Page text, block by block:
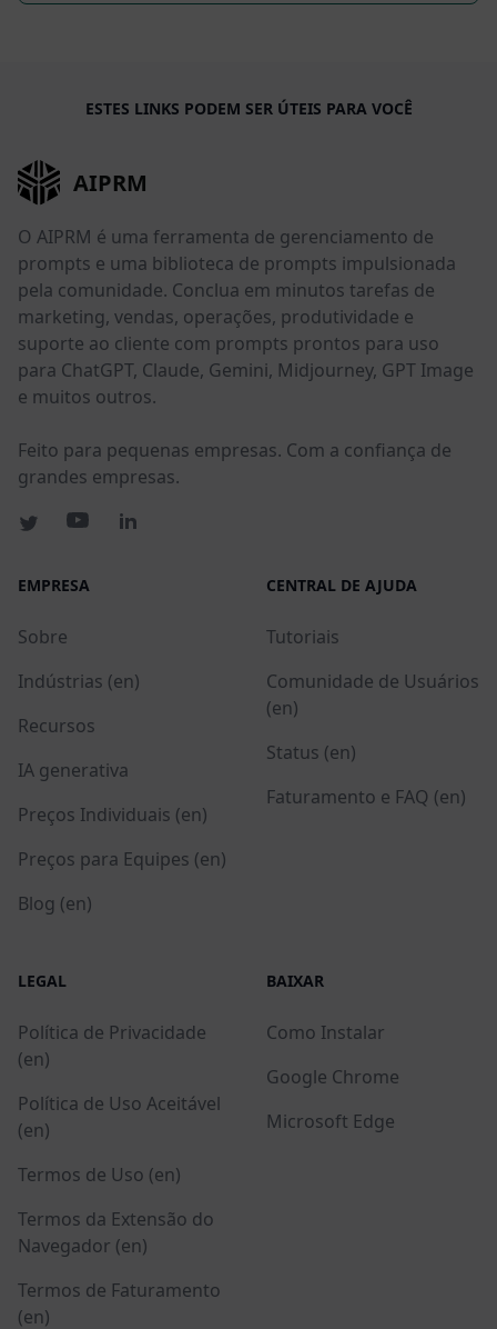
ESTES LINKS PODEM SER ÚTEIS PARA VOCÊ
AIPRM
O AIPRM é uma ferramenta de gerenciamento de
prompts e uma biblioteca de prompts impulsionada
pela comunidade. Conclua em minutos tarefas de
marketing, vendas, operações, produtividade e
suporte ao cliente com prompts prontos para uso
para ChatGPT, Claude, Gemini, Midjourney, GPT Image
e muitos outros.
Feito para pequenas empresas. Com a confiança de
grandes empresas.
EMPRESA
Sobre
Indústrias (en)
Recursos
IA generativa
Preços Individuais (en)
Preços para Equipes (en)
Blog (en)
CENTRAL DE AJUDA
Tutoriais
Comunidade de Usuários
(en)
Status (en)
Faturamento e FAQ (en)
LEGAL
Política de Privacidade
(en)
Política de Uso Aceitável
(en)
Termos de Uso (en)
Termos da Extensão do
Navegador (en)
Termos de Faturamento
(en)
BAIXAR
Como Instalar
Google Chrome
Microsoft Edge